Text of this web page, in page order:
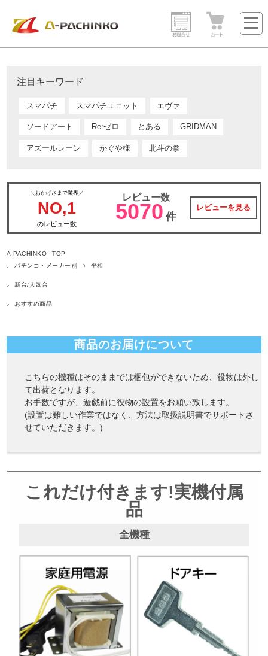
注目キーワード
スマパチ スマパチユニット エヴァ
ソードアート Re:ゼロ とある GRIDMAN
アズールレーン かぐや様 北斗の拳
＼おかげさまで業界／
NO,1
のレビュー数
レビュー数
5070 件
レビューを見る
A-PACHINKO TOP
パチンコ・メーカー別
平和
新台/人気台
おすすめ商品
商品のお届けについて
こちらの機種はそのままでは梱包ができないため、役物は外し
て出荷となります。
お手数ですが、遊戯前に役物の設置をお願い致します。
(設置は難しい作業ではなく、方法は取扱説明書でサポートさ
せていただきます。)
これだけ付きます!実機付属
品
全機種